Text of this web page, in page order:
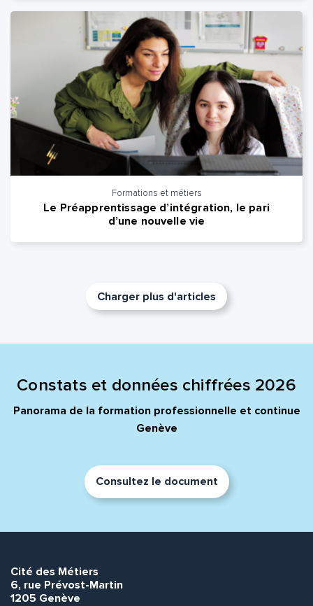
Formations et métiers
Le Préapprentissage d’intégration, le pari
d’une nouvelle vie
Charger plus d'articles
Constats et données chiffrées 2026
Panorama de la formation professionnelle et continue
Genève
Consultez le document
Cité des Métiers
6, rue Prévost-Martin
1205 Genève